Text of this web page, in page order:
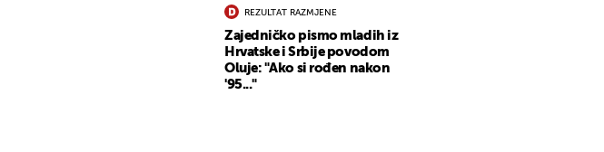
REZULTAT RAZMJENE
Zajedničko pismo mladih iz
Hrvatske i Srbije povodom
Oluje: "Ako si rođen nakon
'95..."